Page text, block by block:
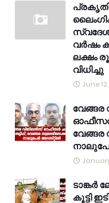
വര്‍ഷം
ലക്ഷം
വിധിച്ചു
June
വേങ്ങര
ഓഫീസർ
വേങ്ങര
ടാങ്കർ
കൂട്ടി